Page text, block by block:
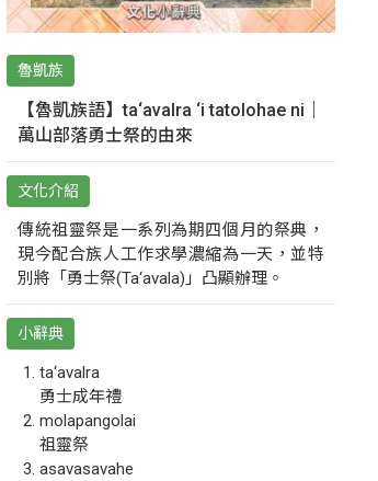
魯凱族
【魯凱族語】ta‘avalra ‘i tatolohae ni｜
萬山部落勇士祭的由來
文化介紹
傳統祖靈祭是一系列為期四個月的祭典，
現今配合族人工作求學濃縮為一天，並特
別將「勇士祭(Ta‘avala)」凸顯辦理。
小辭典
ta‘avalra
勇士成年禮
molapangolai
祖靈祭
asavasavahe